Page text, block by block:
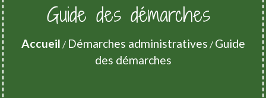
Guide des démarches
Accueil / Démarches administratives / Guide
des démarches